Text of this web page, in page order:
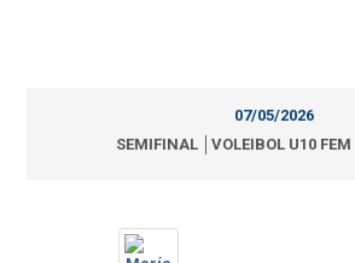
07/05/2026
SEMIFINAL │VOLEIBOL U10